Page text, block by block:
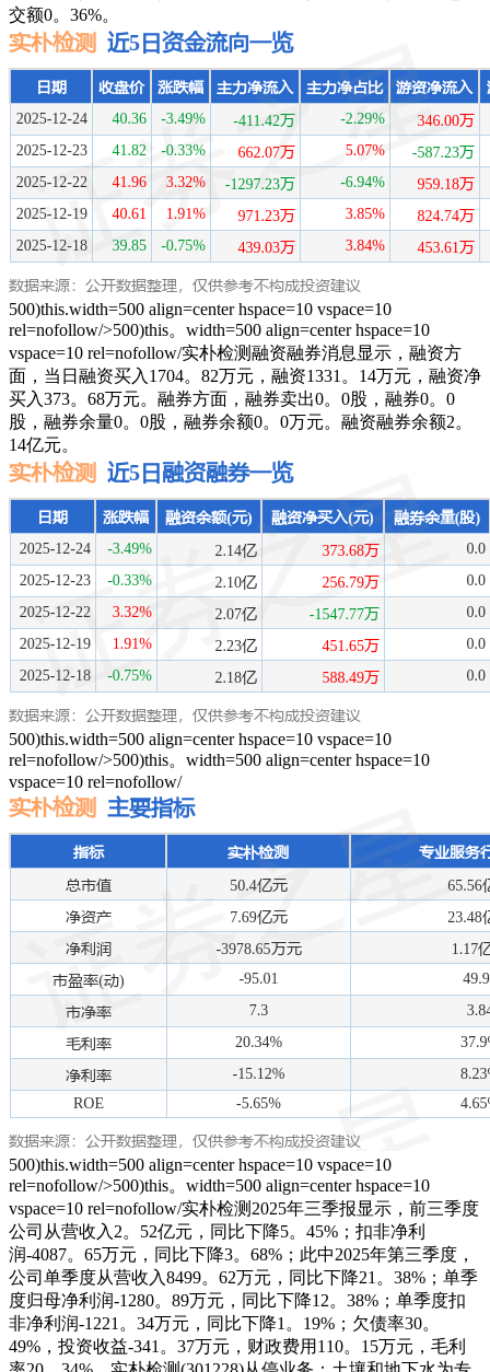
交额0。36%。
500)this.width=500 align=center hspace=10 vspace=10
rel=nofollow/>500)this。width=500 align=center hspace=10
vspace=10 rel=nofollow/实朴检测融资融券消息显示，融资方
面，当日融资买入1704。82万元，融资1331。14万元，融资净
买入373。68万元。融券方面，融券卖出0。0股，融券0。0
股，融券余量0。0股，融券余额0。0万元。融资融券余额2。
14亿元。
500)this.width=500 align=center hspace=10 vspace=10
rel=nofollow/>500)this。width=500 align=center hspace=10
vspace=10 rel=nofollow/
500)this.width=500 align=center hspace=10 vspace=10
rel=nofollow/>500)this。width=500 align=center hspace=10
vspace=10 rel=nofollow/实朴检测2025年三季报显示，前三季度
公司从营收入2。52亿元，同比下降5。45%；扣非净利
润-4087。65万元，同比下降3。68%；此中2025年第三季度，
公司单季度从营收入8499。62万元，同比下降21。38%；单季
度归母净利润-1280。89万元，同比下降12。38%；单季度扣
非净利润-1221。34万元，同比下降1。19%；欠债率30。
49%，投资收益-341。37万元，财政费用110。15万元，毛利